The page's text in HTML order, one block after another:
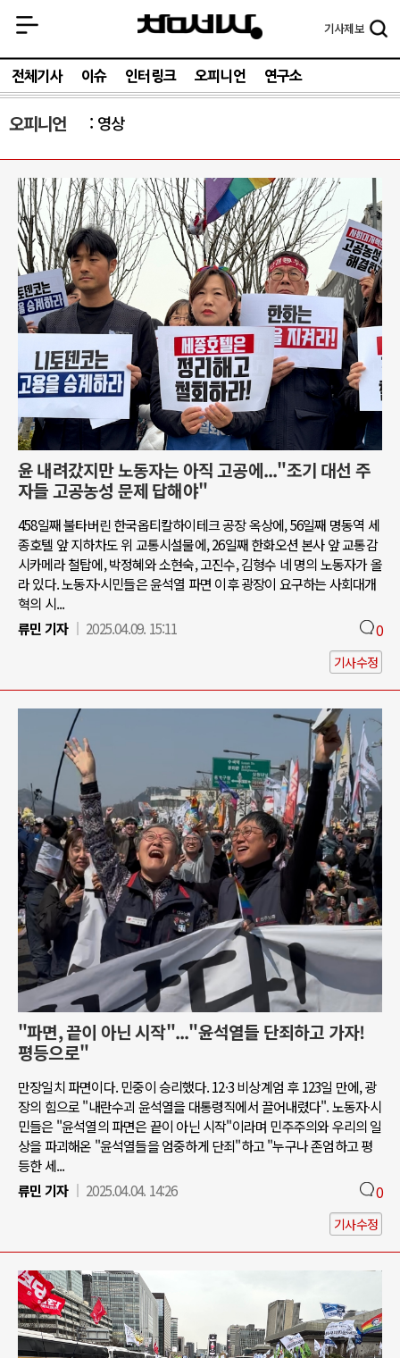
기사제보
전체기사 이슈 인터링크 오피니언 연구소
오피니언 영상
윤 내려갔지만 노동자는 아직 고공에..."조기 대선 주
자들 고공농성 문제 답해야"
458일째 불타버린 한국옵티칼하이테크 공장 옥상에, 56일째 명동역 세
종호텔 앞 지하차도 위 교통시설물에, 26일째 한화오션 본사 앞 교통감
시카메라 철탑에, 박정혜와 소현숙, 고진수, 김형수 네 명의 노동자가 올
라 있다. 노동자·시민들은 윤석열 파면 이후 광장이 요구하는 사회대개
혁의 시...
류민 기자
2025.04.09. 15:11 0
기사수정
"파면, 끝이 아닌 시작"..."윤석열들 단죄하고 가자!
평등으로"
만장일치 파면이다. 민중이 승리했다. 12·3 비상계엄 후 123일 만에, 광
장의 힘으로 "내란수괴 윤석열을 대통령직에서 끌어내렸다". 노동자∙시
민들은 "윤석열의 파면은 끝이 아닌 시작"이라며 민주주의와 우리의 일
상을 파괴해온 "윤석열들을 엄중하게 단죄"하고 "누구나 존엄하고 평
등한 세...
류민 기자
2025.04.04. 14:26 0
기사수정